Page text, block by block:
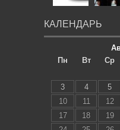
КАЛЕНДАРЬ
Пн
Вт Ср
3
4 5
10
11 12
17
18 19